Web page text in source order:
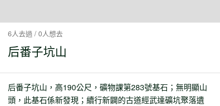
6人去過 / 0人想去
后番子坑山
后番子坑山，高190公尺，礦物課第283號基石；無明顯山
頭，此基石係新發現；續行新闢的古道經武達礦坑聚落遺